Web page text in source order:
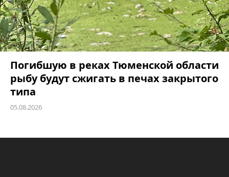
Погибшую в реках Тюменской области
рыбу будут сжигать в печах закрытого
типа
05.08.2026